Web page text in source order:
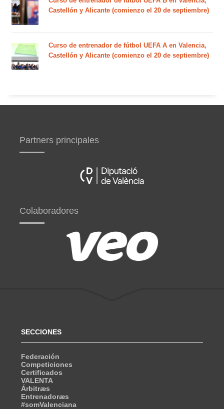
Castellón y Alicante (comienzo el 20 de septiembre)
Curso de entrenador de fútbol UEFA A en Valencia,
Castellón y Alicante (comienzo el 20 de septiembre)
Partners principales
Colaboradores
SECCIONES
Federación
Competiciones
Certificados
VALENTA
Árbitræs
Entrenadoræs
#somValenciana